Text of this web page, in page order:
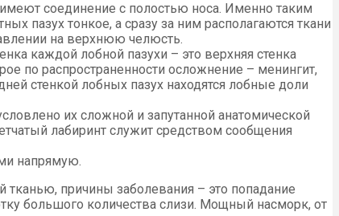
соединение с полостью носа. Именно таким
пазух тонкое, а сразу за ним располагаются ткани
на верхнюю челюсть.
каждой лобной пазухи – это верхняя стенка
по распространенности осложнение – менингит,
стенкой лобных пазух находятся лобные доли
их сложной и запутанной анатомической
лабиринт служит средством сообщения
напрямую.
причины заболевания – это попадание
большого количества слизи. Мощный насморк, от